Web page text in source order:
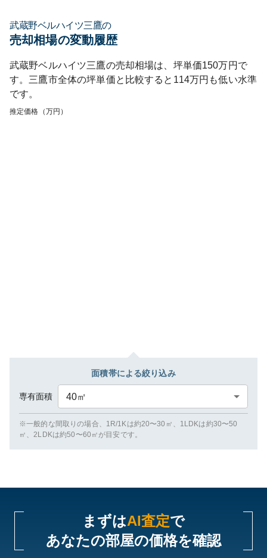
武蔵野ベルハイツ三鷹の
売却相場の変動履歴
武蔵野ベルハイツ三鷹の売却相場は、坪単価150万円で
す。 三鷹市全体の坪単価と比較すると 114万円も低い水準
です。
推定価格（万円）
面積帯による絞り込み
専有面積 40㎡
※一般的な間取りの場合、1R/1Kは約20〜30㎡、1LDKは約30〜50
㎡、2LDKは約50〜60㎡が目安です。
まずはAI査定で
あなたの部屋の価格を確認